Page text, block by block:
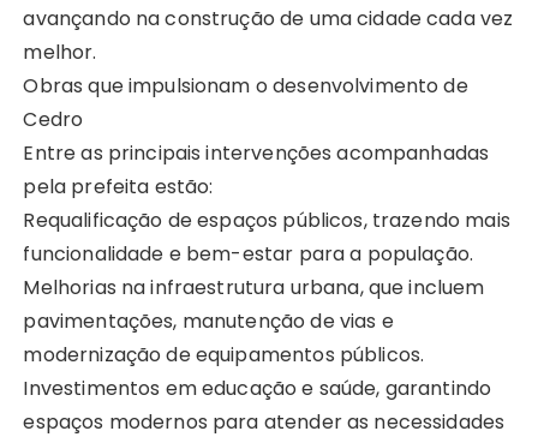
avançando na construção de uma cidade cada vez
melhor.
Obras que impulsionam o desenvolvimento de
Cedro
Entre as principais intervenções acompanhadas
pela prefeita estão:
Requalificação de espaços públicos, trazendo mais
funcionalidade e bem-estar para a população.
Melhorias na infraestrutura urbana, que incluem
pavimentações, manutenção de vias e
modernização de equipamentos públicos.
Investimentos em educação e saúde, garantindo
espaços modernos para atender as necessidades